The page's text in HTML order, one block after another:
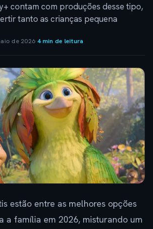
contam com produções desse tipo,
tanto as crianças pequena
de 2026·4 min de leitura
estão entre as melhores opções
a família em 2026, misturando um